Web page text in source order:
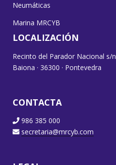
Neumáticas
Marina MRCYB
LOCALIZACIÓN
Recinto del Parador Nacional s/n
Baiona · 36300 · Pontevedra
CONTACTA
986 385 000
secretaria@mrcyb.com